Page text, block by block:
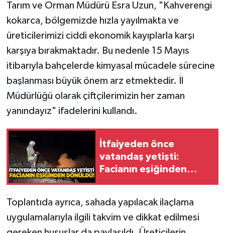
Tarım ve Orman Müdürü Esra Uzun, "Kahverengi
kokarca, bölgemizde hızla yayılmakta ve
üreticilerimizi ciddi ekonomik kayıplarla karşı
karşıya bırakmaktadır. Bu nedenle 15 Mayıs
itibarıyla bahçelerde kimyasal mücadele sürecine
başlanması büyük önem arz etmektedir. İl
Müdürlüğü olarak çiftçilerimizin her zaman
yanındayız" ifadelerini kullandı.
İtfaiyeden önce
vatandaş yetişti:
Facianın eşiğinden
Toplantıda ayrıca, sahada yapılacak ilaçlama
uygulamalarıyla ilgili takvim ve dikkat edilmesi
Röportaj
Sağlık
SİYASET
Ulusal
Yaşam